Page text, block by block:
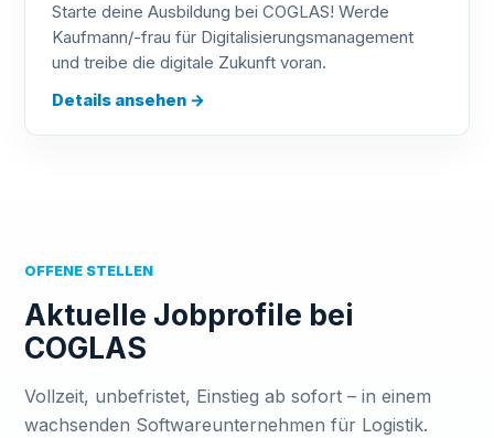
Starte deine Ausbildung bei COGLAS! Werde
Kaufmann/-frau für Digitalisierungsmanagement
und treibe die digitale Zukunft voran.
Details ansehen →
OFFENE STELLEN
Aktuelle Jobprofile bei
COGLAS
Vollzeit, unbefristet, Einstieg ab sofort – in einem
wachsenden Softwareunternehmen für Logistik.